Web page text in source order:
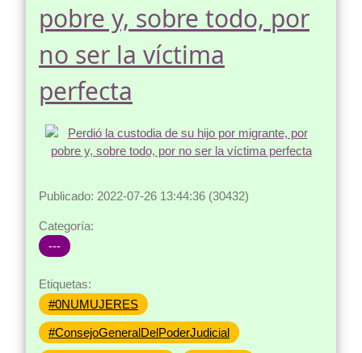
pobre y, sobre todo, por
no ser la víctima
perfecta
Publicado: 2022-07-26 13:44:36 (30432)
Categoría:
---
Etiquetas:
#0NUMUJERES
#ConsejoGeneralDelPoderJudicial